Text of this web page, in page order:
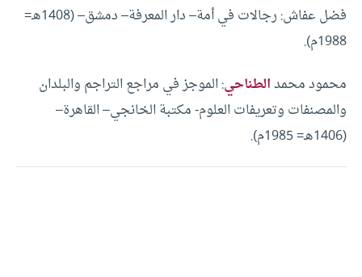
فضل عفاش: رجالات في أمة– دار المعرفة– دمشق– (1408هـ=
1988م).
محمود محمدالطناحي: الموجز في مراجع التراجم والبلدان
والمصنفات وتعريفات العلوم- مكتبة الخانجي– القاهرة–
(1406هـ= 1985م).